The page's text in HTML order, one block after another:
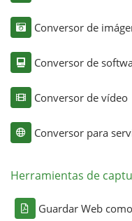
Conversor de
Conversor de
Conversor de vídeo
Conversor para
Herramientas de
Guardar Web